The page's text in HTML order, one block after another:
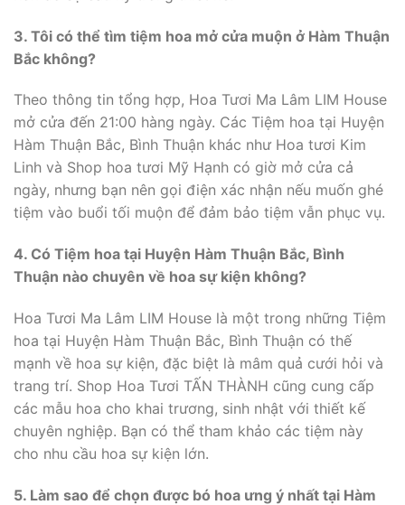
3. Tôi có thể tìm tiệm hoa mở cửa muộn ở Hàm Thuận
Bắc không?
Theo thông tin tổng hợp, Hoa Tươi Ma Lâm LIM House
mở cửa đến 21:00 hàng ngày. Các Tiệm hoa tại Huyện
Hàm Thuận Bắc, Bình Thuận khác như Hoa tươi Kim
Linh và Shop hoa tươi Mỹ Hạnh có giờ mở cửa cả
ngày, nhưng bạn nên gọi điện xác nhận nếu muốn ghé
tiệm vào buổi tối muộn để đảm bảo tiệm vẫn phục vụ.
4. Có Tiệm hoa tại Huyện Hàm Thuận Bắc, Bình
Thuận nào chuyên về hoa sự kiện không?
Hoa Tươi Ma Lâm LIM House là một trong những Tiệm
hoa tại Huyện Hàm Thuận Bắc, Bình Thuận có thế
mạnh về hoa sự kiện, đặc biệt là mâm quả cưới hỏi và
trang trí. Shop Hoa Tươi TẤN THÀNH cũng cung cấp
các mẫu hoa cho khai trương, sinh nhật với thiết kế
chuyên nghiệp. Bạn có thể tham khảo các tiệm này
cho nhu cầu hoa sự kiện lớn.
5. Làm sao để chọn được bó hoa ưng ý nhất tại Hàm